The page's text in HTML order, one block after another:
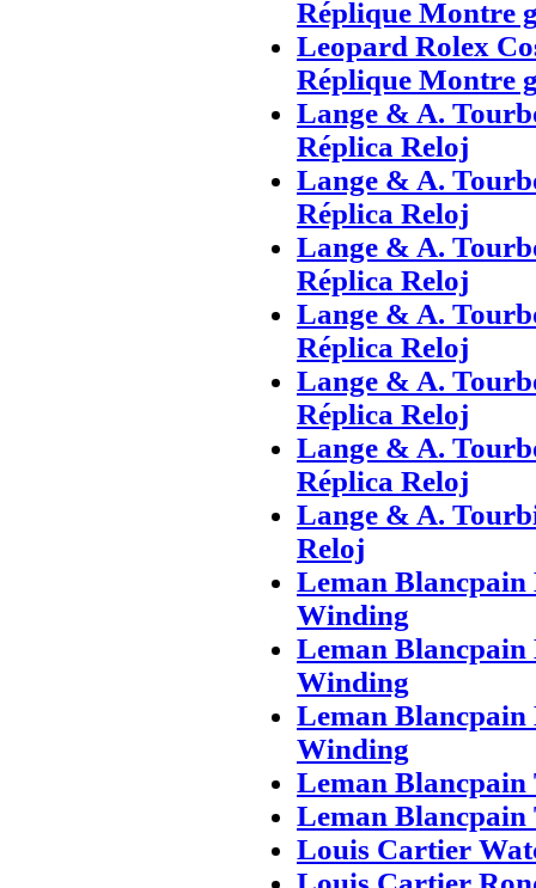
Réplique Montre
Leopard Rolex
Réplique Montre
Lange & A.
Réplica Reloj
Lange & A.
Réplica Reloj
Lange & A.
Réplica Reloj
Lange & A.
Réplica Reloj
Lange & A.
Réplica Reloj
Lange & A.
Réplica Reloj
Lange & A.
Reloj
Leman
Winding
Leman
Winding
Leman
Winding
Leman
Leman
Louis Cartier